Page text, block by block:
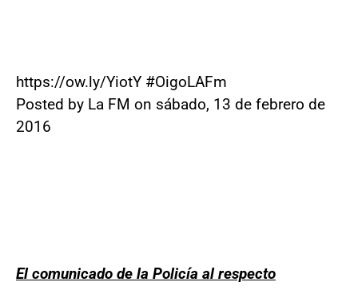
https://ow.ly/YiotY #OigoLAFm
Posted by La FM on sábado, 13 de febrero de
2016
El comunicado de la Policía al respecto